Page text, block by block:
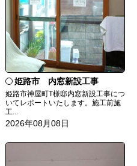
姫路市 内窓新設工事
姫路市神屋町T様邸内窓新設工事につ
いてレポートいたします。施工前施
工...
2026年08月08日